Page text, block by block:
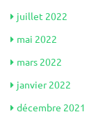
juillet 2022
mai 2022
mars 2022
janvier 2022
décembre 2021